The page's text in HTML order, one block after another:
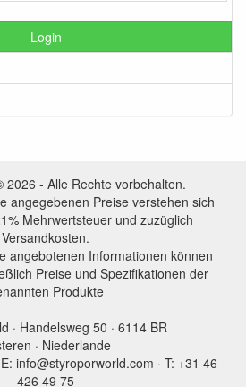
Login
2026 - Alle Rechte vorbehalten.
angegebenen Preise verstehen sich
Mehrwertsteuer und zuzüglich
Versandkosten.
angebotenen Informationen können
Preise und Spezifikationen der
Produkte
· Handelsweg 50 · 6114 BR
· Niederlande
info@styroporworld.com · T: +31 46
426 49 75